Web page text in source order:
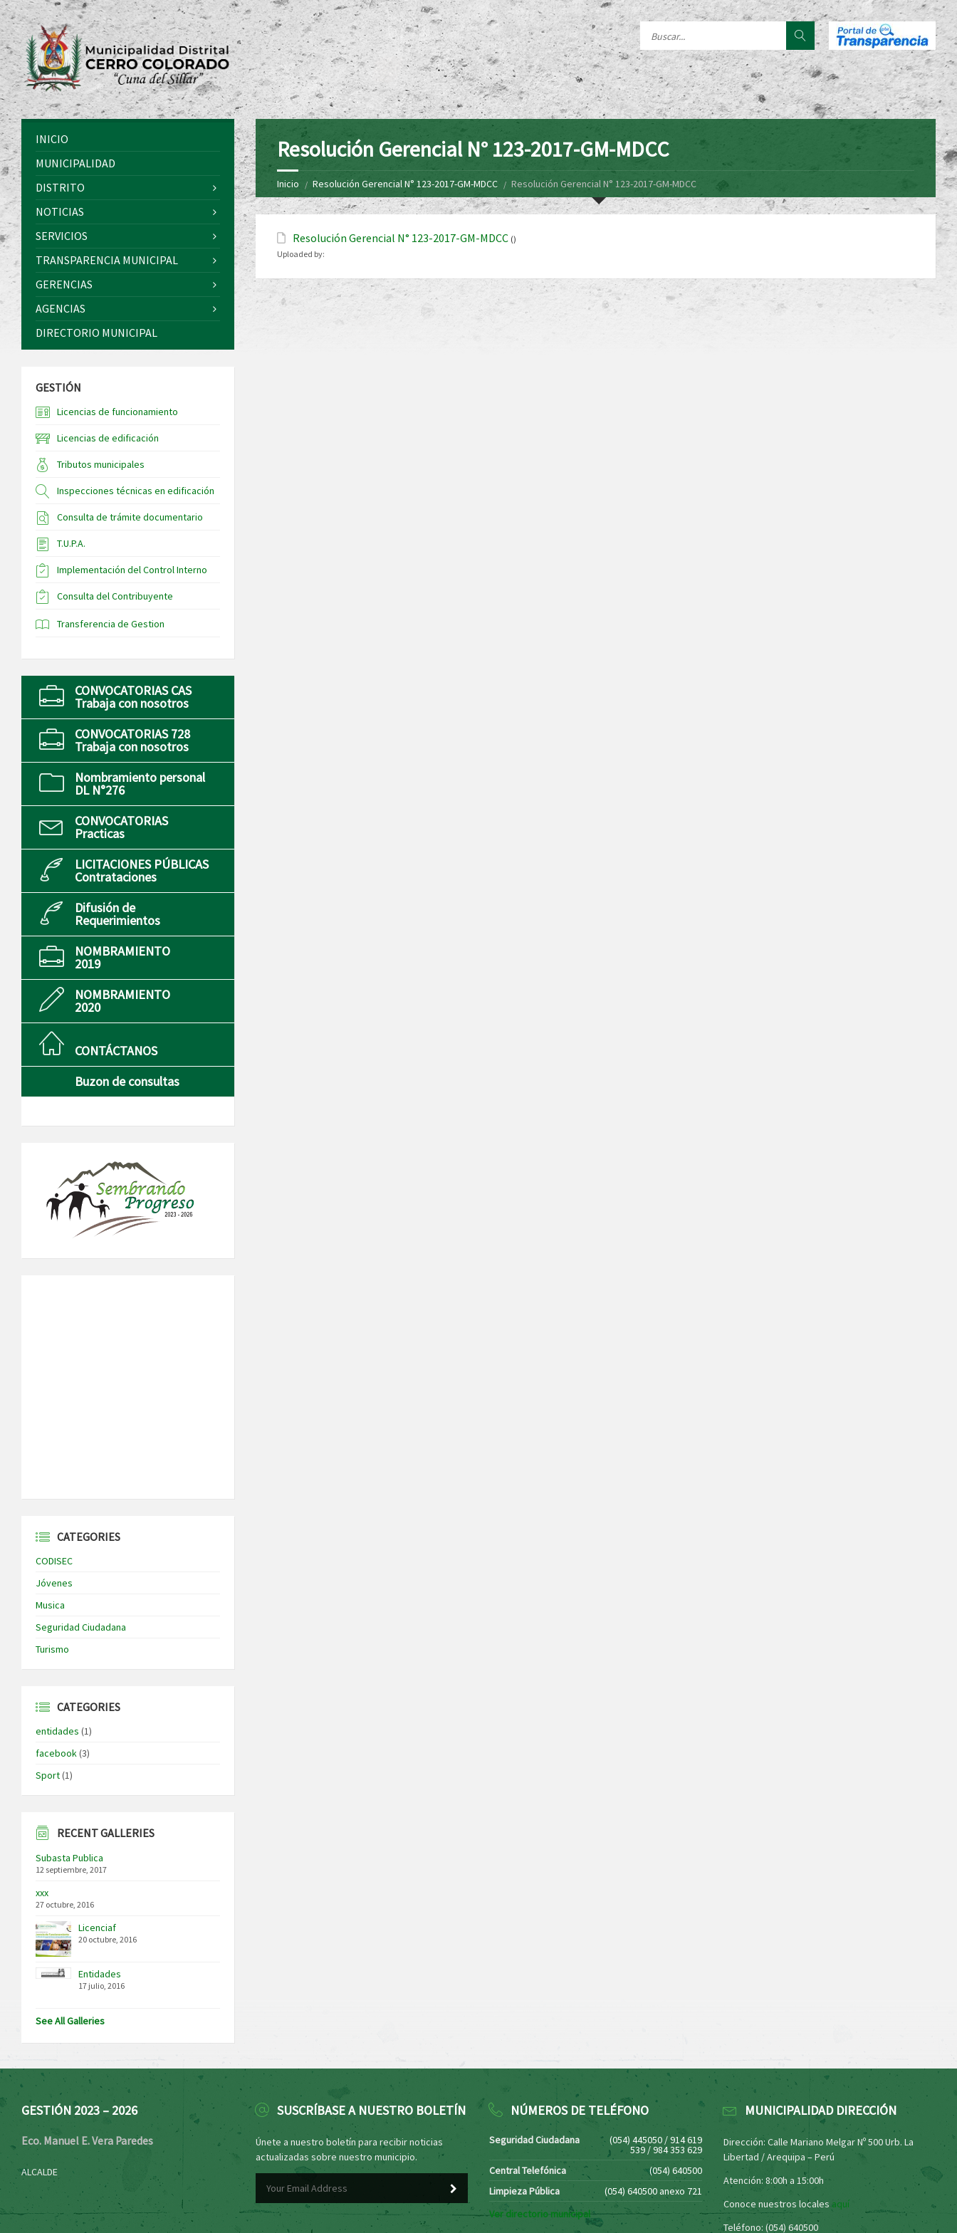
Resolución Gerencial N° 123-2017-GM-MDCC
Inicio Resolución Gerencial N° 123-2017-GM-MDCC Resolución Gerencial N° 123-2017-GM-MDCC
Resolución Gerencial N° 123-2017-GM-MDCC ()
Uploaded by:
INICIO
MUNICIPALIDAD
DISTRITO
NOTICIAS
SERVICIOS
TRANSPARENCIA MUNICIPAL
GERENCIAS
AGENCIAS
DIRECTORIO MUNICIPAL
GESTIÓN
Licencias de funcionamiento
Licencias de edificación
Tributos municipales
Inspecciones técnicas en edificación
Consulta de trámite documentario
T.U.P.A.
Implementación del Control Interno
Consulta del Contribuyente
Transferencia de Gestion
CONVOCATORIAS CAS
Trabaja con nosotros
CONVOCATORIAS 728
Trabaja con nosotros
Nombramiento personal
DL N°276
CONVOCATORIAS
Practicas
LICITACIONES PÚBLICAS
Contrataciones
Difusión de
Requerimientos
NOMBRAMIENTO
2019
NOMBRAMIENTO
2020
CONTÁCTANOS
Buzon de consultas
CATEGORIES
CODISEC
Jóvenes
Musica
Seguridad Ciudadana
Turismo
CATEGORIES
entidades (1)
facebook(3)
Sport(1)
RECENT GALLERIES
Subasta Publica
12 septiembre, 2017
xxx
27 octubre, 2016
Licenciaf
20 octubre, 2016
Entidades
17 julio, 2016
See All Galleries
GESTIÓN 2023 – 2026
Eco. Manuel E. Vera Paredes
ALCALDE
SUSCRÍBASE A NUESTRO BOLETÍN
Únete a nuestro boletín para recibir noticias
actualizadas sobre nuestro municipio.
NÚMEROS DE TELÉFONO
Seguridad Ciudadana (054) 445050 / 914 619
539 / 984 353 629
Central Telefónica
(054) 640500
Limpieza Pública
(054) 640500 anexo 721
Ver directorio municipal
MUNICIPALIDAD DIRECCIÓN
Dirección: Calle Mariano Melgar Nº 500 Urb. La
Libertad / Arequipa – Perú
Atención: 8:00h a 15:00h
Conoce nuestros locales aquí
Teléfono: (054) 640500